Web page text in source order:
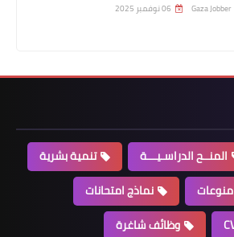
Gaza Jobber 06 نوفمبر 2025
المنــح الدراسـيـــة
تنمية بشرية
منوعات
نماذج امتحانات
وظائف شاغرة